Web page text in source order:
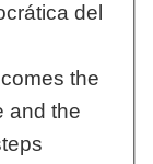
del
the
and the